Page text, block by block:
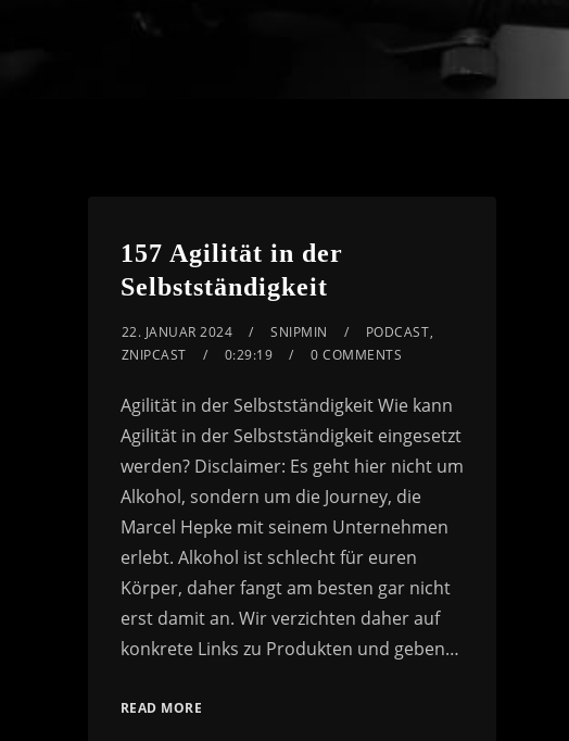
157 Agilität in der
Selbstständigkeit
22. JANUAR 2024 SNIPMIN PODCAST,
ZNIPCAST
0:29:19 0 COMMENTS
Agilität in der Selbstständigkeit Wie kann
Agilität in der Selbstständigkeit eingesetzt
werden? Disclaimer: Es geht hier nicht um
Alkohol, sondern um die Journey, die
Marcel Hepke mit seinem Unternehmen
erlebt. Alkohol ist schlecht für euren
Körper, daher fangt am besten gar nicht
erst damit an. Wir verzichten daher auf
konkrete Links zu Produkten und geben…
READ MORE